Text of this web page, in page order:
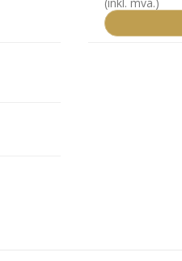
(inkl. mva.)